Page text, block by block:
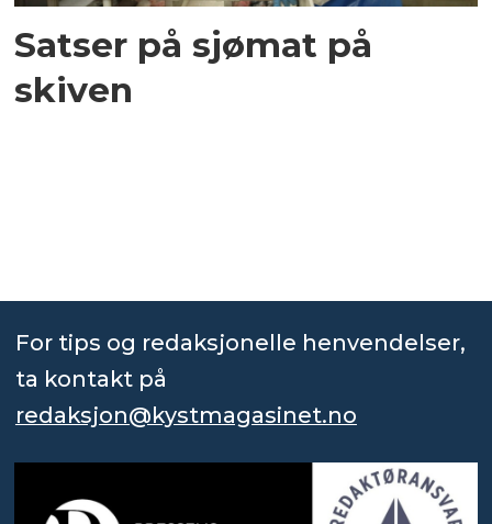
Satser på sjømat på
skiven
For tips og redaksjonelle henvendelser,
ta kontakt på
redaksjon@kystmagasinet.no